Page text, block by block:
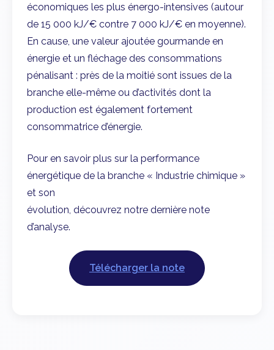
économiques les plus énergo-intensives (autour
de 15 000 kJ/€ contre 7 000 kJ/€ en moyenne).
En cause, une valeur ajoutée gourmande en
énergie et un fléchage des consommations
pénalisant : près de la moitié sont issues de la
branche elle-même ou d’activités dont la
production est également fortement
consommatrice d’énergie.
Pour en savoir plus sur la performance
énergétique de la branche « Industrie chimique »
et son
évolution, découvrez notre dernière note
d’analyse.
Télécharger la note